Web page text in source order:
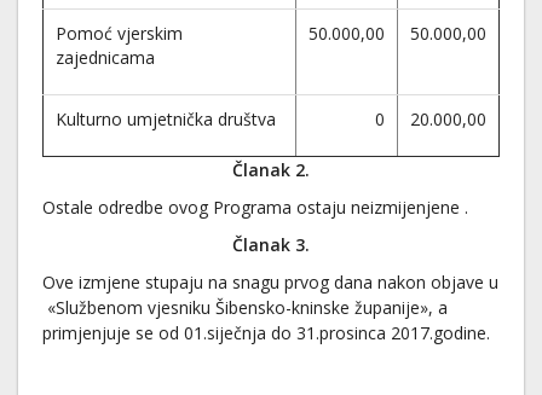
Pomoć vjerskim
zajednicama
50.000,00 50.000,00
Kulturno umjetnička društva 0 20.000,00
Članak 2.
Ostale odredbe ovog Programa ostaju neizmijenjene .
Članak 3.
Ove izmjene stupaju na snagu prvog dana nakon objave u
«Službenom vjesniku Šibensko-kninske županije», a
primjenjuje se od 01.siječnja do 31.prosinca 2017.godine.